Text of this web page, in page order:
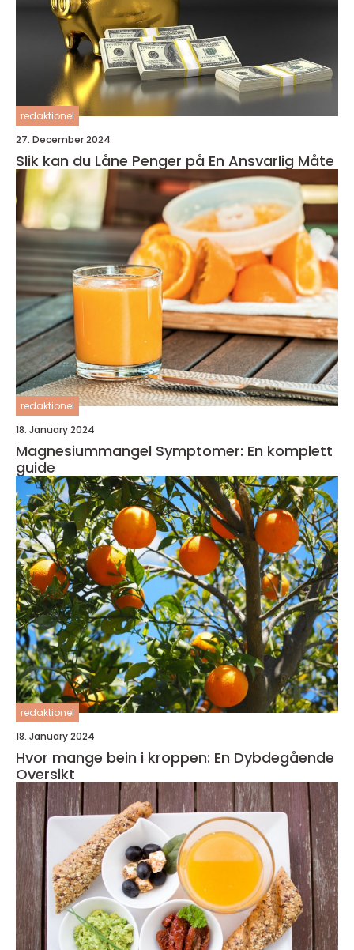
redaktionel
27. December 2024
Slik kan du Låne Penger på En Ansvarlig Måte
redaktionel
18. January 2024
Magnesiummangel Symptomer: En komplett
guide
redaktionel
18. January 2024
Hvor mange bein i kroppen: En Dybdegående
Oversikt